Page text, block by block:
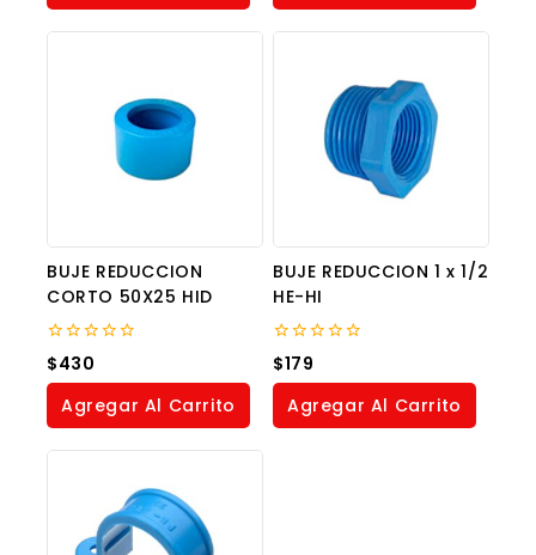
BUJE REDUCCION
CORTO 50X25 HID
0
out
of
$430
Agregar Al Carrito
BUJE REDUCCION 1 x 1/2
HE-HI
0
out
of
$179
Agregar Al Carrito